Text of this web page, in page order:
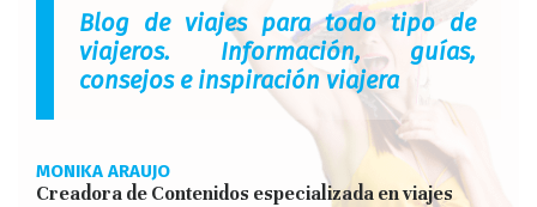
Blog de viajes para todo tipo de
viajeros. Información, guías,
consejos e inspiración viajera
MONIKA ARAUJO
Creadora de Contenidos especializada en viajes